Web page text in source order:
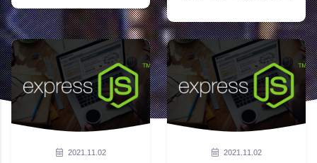
2021.11.02 2021.11.02